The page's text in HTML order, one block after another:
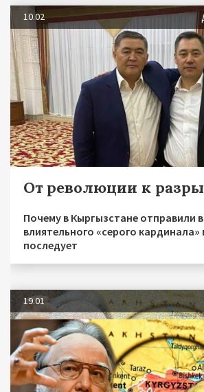
10.02
От революции к
Почему в Кыргызстане отправили
влиятельного «серого кардинала»
последует
19.01